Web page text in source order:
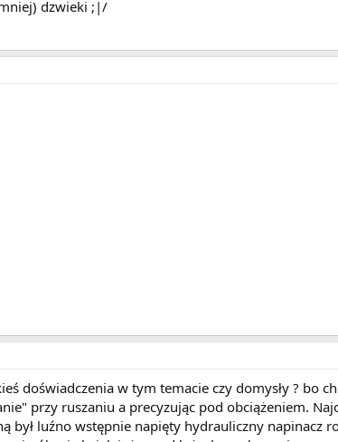
dzwieki ;|/
doświadczenia w tym temacie czy domysły ? bo
przy ruszaniu a precyzując pod obciążeniem.
był luźno wstępnie napięty hydrauliczny napinacz